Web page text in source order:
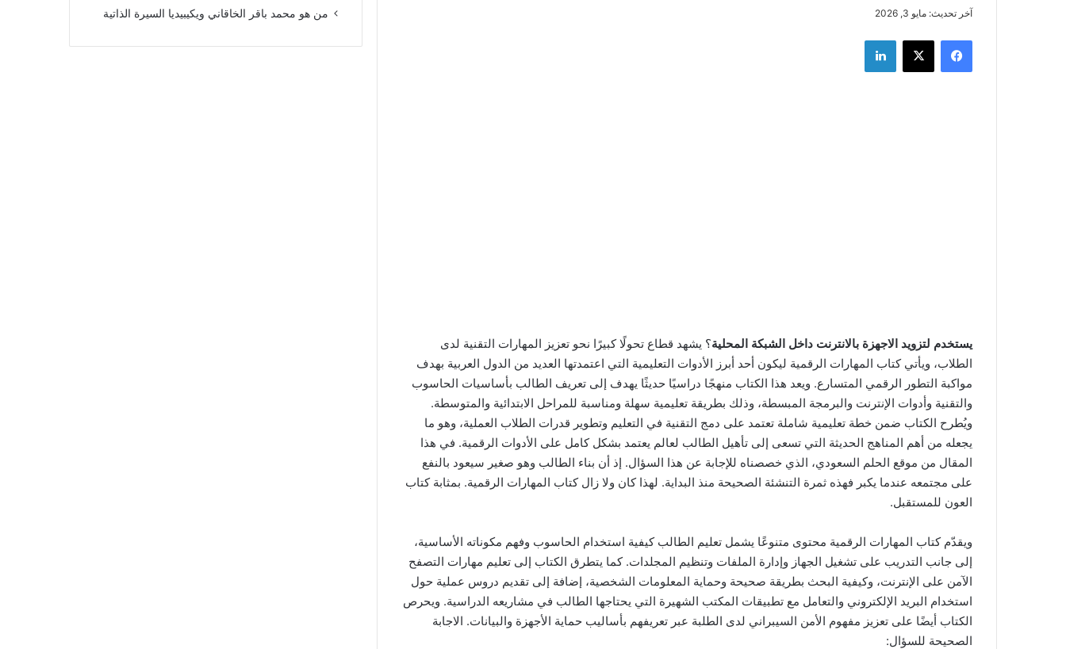
آخر تحديث: مايو 3, 2026
فيسبوك ‫X لينكدإن
يستخدم لتزويد الاجهزة بالانترنت داخل الشبكة المحلية؟ يشهد قطاع تحولًا كبيرًا نحو تعزيز المهارات التقنية لدى
الطلاب، ويأتي كتاب المهارات الرقمية ليكون أحد أبرز الأدوات التعليمية التي اعتمدتها العديد من الدول العربية بهدف
مواكبة التطور الرقمي المتسارع. ويعد هذا الكتاب منهجًا دراسيًا حديثًا يهدف إلى تعريف الطالب بأساسيات الحاسوب
والتقنية وأدوات الإنترنت والبرمجة المبسطة، وذلك بطريقة تعليمية سهلة ومناسبة للمراحل الابتدائية والمتوسطة.
ويُطرح الكتاب ضمن خطة تعليمية شاملة تعتمد على دمج التقنية في التعليم وتطوير قدرات الطلاب العملية، وهو ما
يجعله من أهم المناهج الحديثة التي تسعى إلى تأهيل الطالب لعالم يعتمد بشكل كامل على الأدوات الرقمية. في هذا
المقال من موقع الحلم السعودي، الذي خصصناه للإجابة عن هذا السؤال. إذ أن بناء الطالب وهو صغير سيعود بالنفع
على مجتمعه عندما يكبر فهذه ثمرة التنشئة الصحيحة منذ البداية. لهذا كان ولا زال كتاب المهارات الرقمية. بمثابة كتاب
العون للمستقبل.
ويقدّم كتاب المهارات الرقمية محتوى متنوعًا يشمل تعليم الطالب كيفية استخدام الحاسوب وفهم مكوناته الأساسية،
إلى جانب التدريب على تشغيل الجهاز وإدارة الملفات وتنظيم المجلدات. كما يتطرق الكتاب إلى تعليم مهارات التصفح
الآمن على الإنترنت، وكيفية البحث بطريقة صحيحة وحماية المعلومات الشخصية، إضافة إلى تقديم دروس عملية حول
استخدام البريد الإلكتروني والتعامل مع تطبيقات المكتب الشهيرة التي يحتاجها الطالب في مشاريعه الدراسية. ويحرص
الكتاب أيضًا على تعزيز مفهوم الأمن السيبراني لدى الطلبة عبر تعريفهم بأساليب حماية الأجهزة والبيانات. الاجابة
الصحيحة للسؤال:
من هو محمد باقر الخاقاني ويكيبيديا السيرة الذاتية